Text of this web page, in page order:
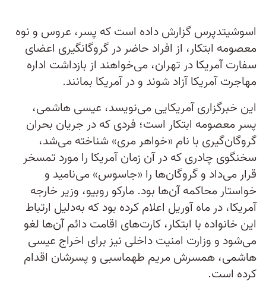
اسوشیتدپرس گزارش داده است که پسر، عروس و نوه
معصومه ابتکار، از افراد حاضر در گروگانگیری اعضای
سفارت آمریکا در تهران، می‌خواهند از بازداشت اداره
مهاجرت آمریکا آزاد شوند و در آمریکا بمانند.
این خبرگزاری آمریکایی می‌نویسد، عیسی هاشمی،
پسر معصومه ابتکار است؛ فردی که در جریان بحران
گروگان‌گیری با نام «خواهر مری» شناخته می‌شد،
سخنگوی چادری که در آن زمان آمریکا را مورد تمسخر
قرار می‌داد و گروگان‌ها را «جاسوس» می‌نامید و
خواستار محاکمه آن‌ها بود. مارکو روبیو، وزیر خارجه
آمریکا، در ماه آوریل اعلام کرده بود که به‌دلیل ارتباط
این خانواده با ابتکار، کارت‌های اقامت دائم آن‌ها لغو
می‌شود و وزارت امنیت داخلی نیز برای اخراج عیسی
هاشمی، همسرش مریم طهماسبی و پسرشان اقدام
کرده است.